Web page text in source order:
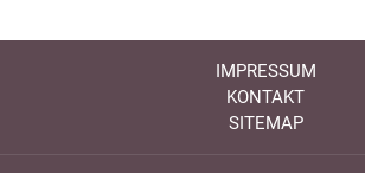
IMPRESSUM
KONTAKT
SITEMAP